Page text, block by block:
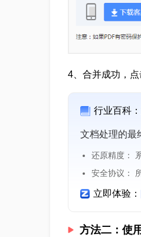
4、合并成功，点
行业百科
文档处理的最
还原精度：
安全协议：
立即体验：
方法二：使